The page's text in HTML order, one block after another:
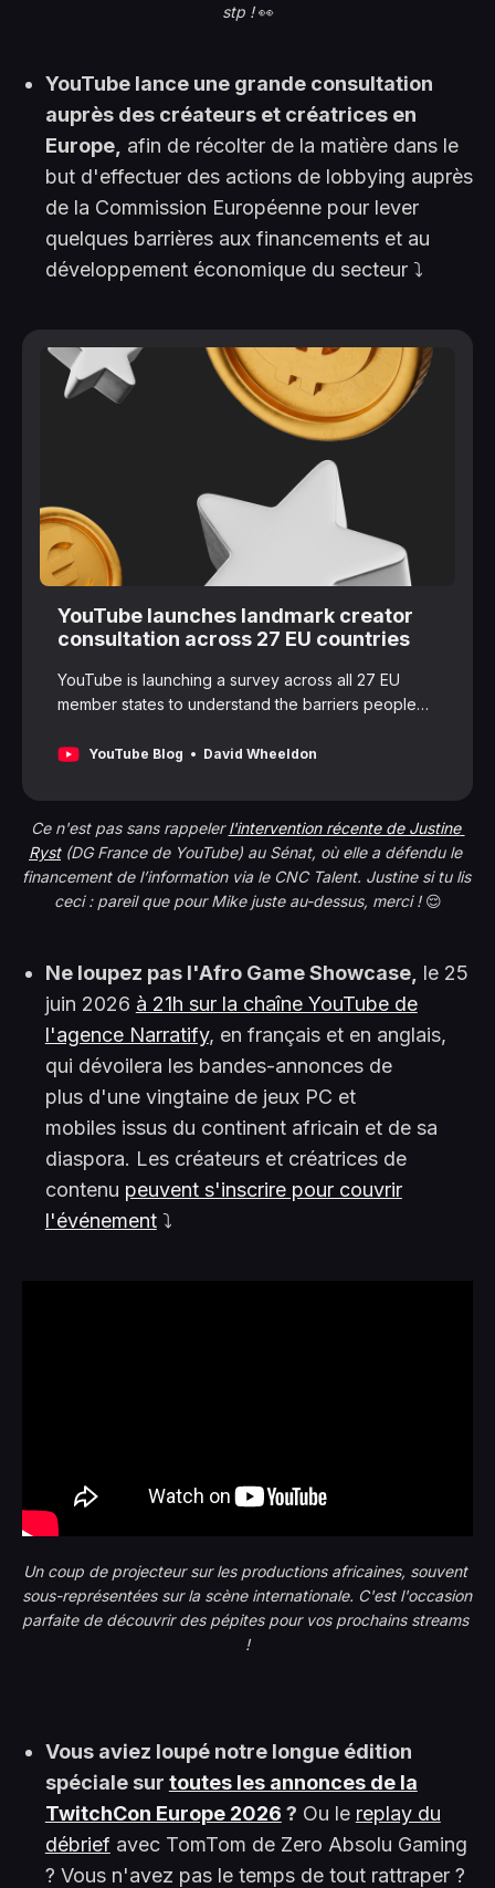
stp ! 👀
YouTube lance une grande consultation
auprès des créateurs et créatrices en
Europe, afin de récolter de la matière dans le
but d'effectuer des actions de lobbying auprès
de la Commission Européenne pour lever
quelques barrières aux financements et au
développement économique du secteur ⤵️
YouTube launches landmark creator
consultation across 27 EU countries
YouTube is launching a survey across all 27 EU
member states to understand the barriers people
provide European policymakers with data to help
the regional cultural economy.
YouTube Blog David Wheeldon
Ce n'est pas sans rappeler l'intervention récente de Justine
Ryst (DG France de YouTube) au Sénat, où elle a défendu le
financement de l’information via le CNC Talent. Justine si tu lis
ceci : pareil que pour Mike juste au-dessus, merci ! 😌
Ne loupez pas l'Afro Game Showcase, le 25
juin 2026 à 21h sur la chaîne YouTube de
l'agence Narratify, en français et en anglais,
qui dévoilera les bandes-annonces de
plus d'une vingtaine de jeux PC et
mobiles issus du continent africain et de sa
diaspora. Les créateurs et créatrices de
contenu peuvent s'inscrire pour couvrir
l'événement⤵️
Un coup de projecteur sur les productions africaines, souvent
sous-représentées sur la scène internationale. C'est l'occasion
parfaite de découvrir des pépites pour vos prochains streams
!
Vous aviez loupé notre longue édition
spéciale sur toutes les annonces de la
TwitchCon Europe 2026 ? Ou le replay du
débriefavec TomTom de Zero Absolu Gaming
? Vous n'avez pas le temps de tout rattraper ?